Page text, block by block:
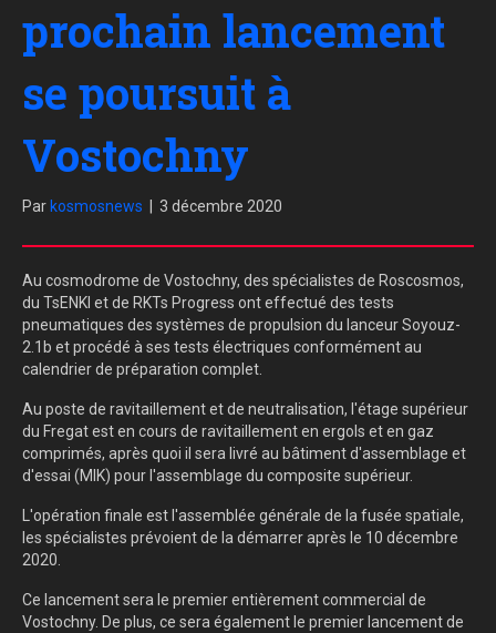
prochain lancement
se poursuit à
Vostochny
Par kosmosnews 3 décembre 2020
Au cosmodrome de Vostochny, des spécialistes de Roscosmos,
du TsENKI et de RKTs Progress ont effectué des tests
pneumatiques des systèmes de propulsion du lanceur Soyouz-
2.1b et procédé à ses tests électriques conformément au
calendrier de préparation complet.
Au poste de ravitaillement et de neutralisation, l'étage supérieur
du Fregat est en cours de ravitaillement en ergols et en gaz
comprimés, après quoi il sera livré au bâtiment d'assemblage et
d'essai (MIK) pour l'assemblage du composite supérieur.
L'opération finale est l'assemblée générale de la fusée spatiale,
les spécialistes prévoient de la démarrer après le 10 décembre
2020.
Ce lancement sera le premier entièrement commercial de
Vostochny. De plus, ce sera également le premier lancement de